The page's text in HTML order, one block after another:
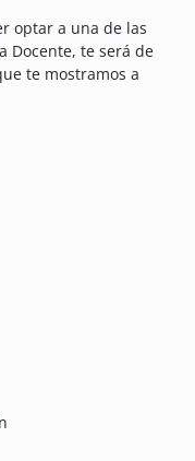
optar a una de las
Docente, te será de
te mostramos a